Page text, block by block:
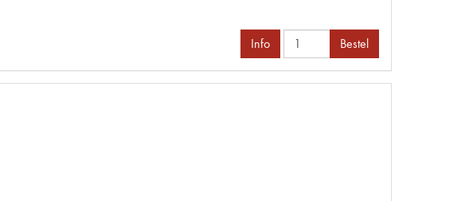
Info
Bestel